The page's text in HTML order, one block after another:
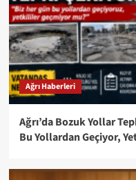
Ağrı Haberleri
Ağrı’da Bozuk Yollar
Bu Yollardan Geçiyor,